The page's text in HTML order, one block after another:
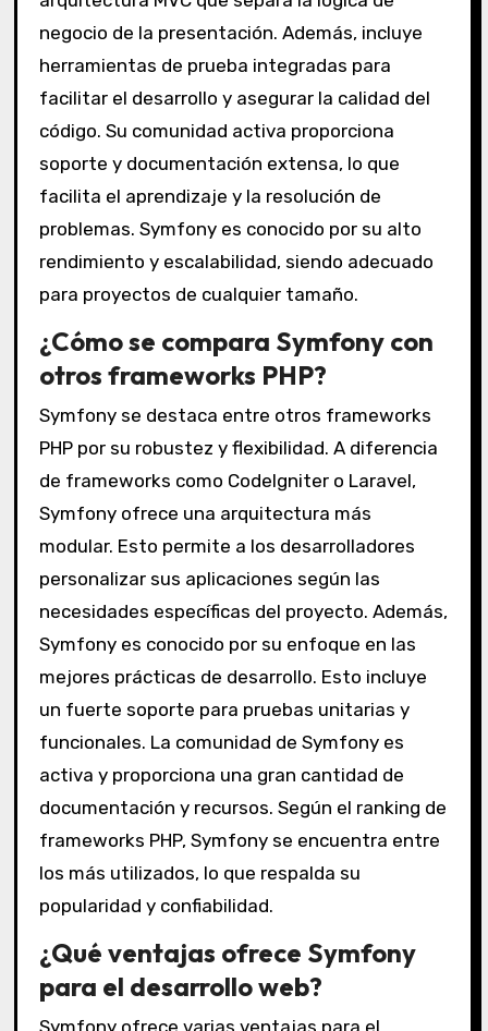
negocio de la presentación. Además, incluye
herramientas de prueba integradas para
facilitar el desarrollo y asegurar la calidad del
código. Su comunidad activa proporciona
soporte y documentación extensa, lo que
facilita el aprendizaje y la resolución de
problemas. Symfony es conocido por su alto
rendimiento y escalabilidad, siendo adecuado
para proyectos de cualquier tamaño.
¿Cómo se compara Symfony con
otros frameworks PHP?
Symfony se destaca entre otros frameworks
PHP por su robustez y flexibilidad. A diferencia
de frameworks como CodeIgniter o Laravel,
Symfony ofrece una arquitectura más
modular. Esto permite a los desarrolladores
personalizar sus aplicaciones según las
necesidades específicas del proyecto. Además,
Symfony es conocido por su enfoque en las
mejores prácticas de desarrollo. Esto incluye
un fuerte soporte para pruebas unitarias y
funcionales. La comunidad de Symfony es
activa y proporciona una gran cantidad de
documentación y recursos. Según el ranking de
frameworks PHP, Symfony se encuentra entre
los más utilizados, lo que respalda su
popularidad y confiabilidad.
¿Qué ventajas ofrece Symfony
para el desarrollo web?